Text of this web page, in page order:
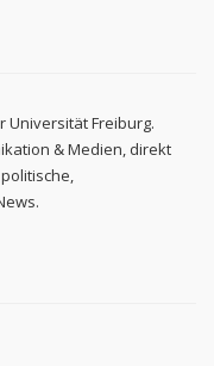
Universität Freiburg.
& Medien, direkt